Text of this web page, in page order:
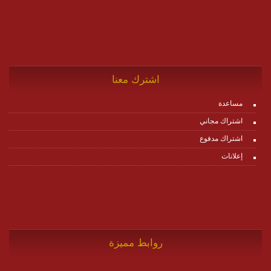
اشترك معنا
مساعدة
اشتراك مجاني
اشتراك مدفوع
إعلانات
روابط مميزة